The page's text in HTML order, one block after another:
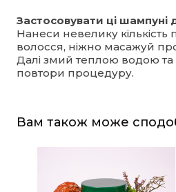
Застосовувати ці шампуні
Нанеси невелику кількість
волосся, ніжно масажуй
Далі змий теплою водою та
повтори процедуру.
Вам також може